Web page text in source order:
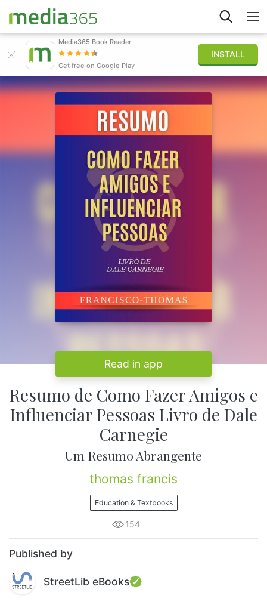
Sign in
Publish
Media365 Book Reader
Get free on Google Play
INSTALL
Read in app
Resumo de Como Fazer Amigos e
Influenciar Pessoas Livro de Dale
Carnegie
Um Resumo Abrangente
thomas francis
Education & Textbooks
154
Published by
StreetLib eBooks